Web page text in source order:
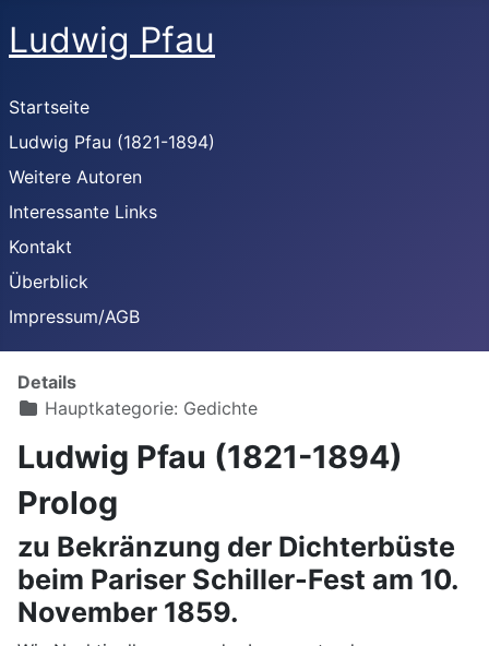
Ludwig Pfau
Startseite
Ludwig Pfau (1821-1894)
Weitere Autoren
Interessante Links
Kontakt
Überblick
Impressum/AGB
Details
Hauptkategorie: Gedichte
Ludwig Pfau (1821-1894)
Prolog
zu Bekränzung der Dichterbüste
beim Pariser Schiller-Fest am 10.
November 1859.